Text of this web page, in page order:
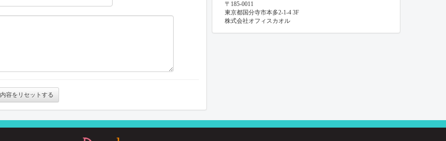
内容をリセットする
〒185-0011
東京都国分寺市本多2-1-4 3F
株式会社オフィスカオル